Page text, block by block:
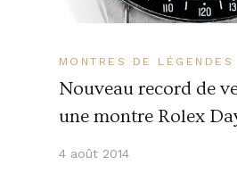
MONTRES DE LÉGENDES
Nouveau record de
une montre Rolex
4 août 2014